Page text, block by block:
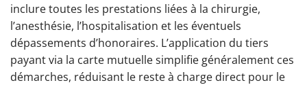
inclure toutes les prestations liées à la chirurgie,
l’anesthésie, l’hospitalisation et les éventuels
dépassements d’honoraires. L’application du tiers
payant via la carte mutuelle simplifie généralement ces
démarches, réduisant le reste à charge direct pour le